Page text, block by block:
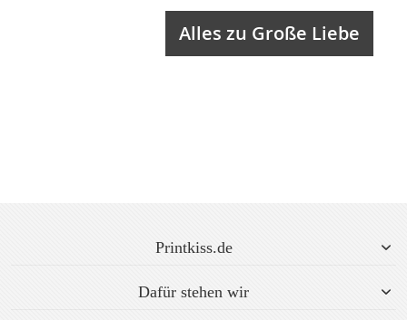
Alles zu Große Liebe
Printkiss.de
Dafür stehen wir